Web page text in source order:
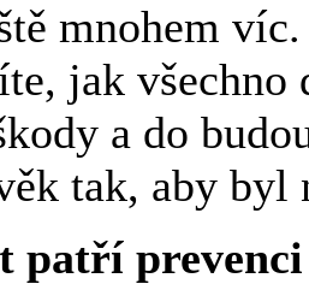
mnohem
jak
a do
tak, aby byl
patří prevenci